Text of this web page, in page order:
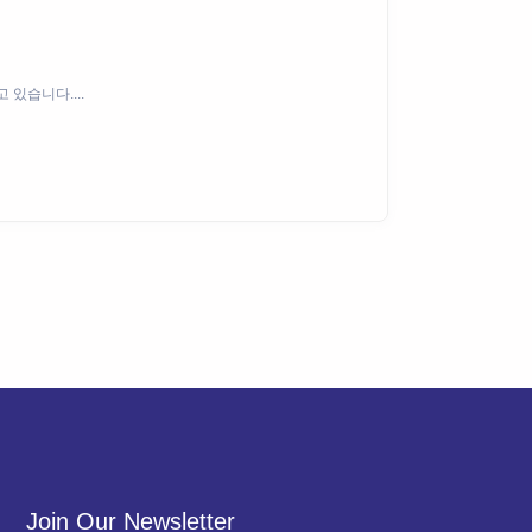
있습니다....
Join Our Newsletter